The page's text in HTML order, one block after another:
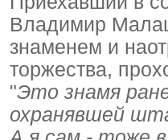
Владимир
знаменем и
торжества,
"Это знамя
охранявшей